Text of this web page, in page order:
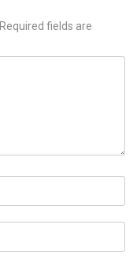
Required fields are